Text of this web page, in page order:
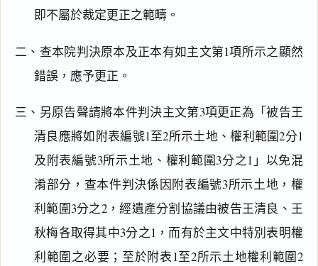
即不屬於裁定更正之範疇。
二、查本院判決原本及正本有如主文第1項所示之顯然
錯誤，應予更正。
三、另原告聲請將本件判決主文第3項更正為「被告王
清良應將如附表編號1至2所示土地、權利範圍2分1
及附表編號3所示土地、權利範圍3分之1」以免混
淆部分，查本件判決係因附表編號3所示土地，權
利範圍3分之2，經遺產分割協議由被告王清良、王
秋梅各取得其中3分之1，而有於主文中特別表明權
利範圍之必要；至於附表1至2所示土地權利範圍2
閱讀 研究